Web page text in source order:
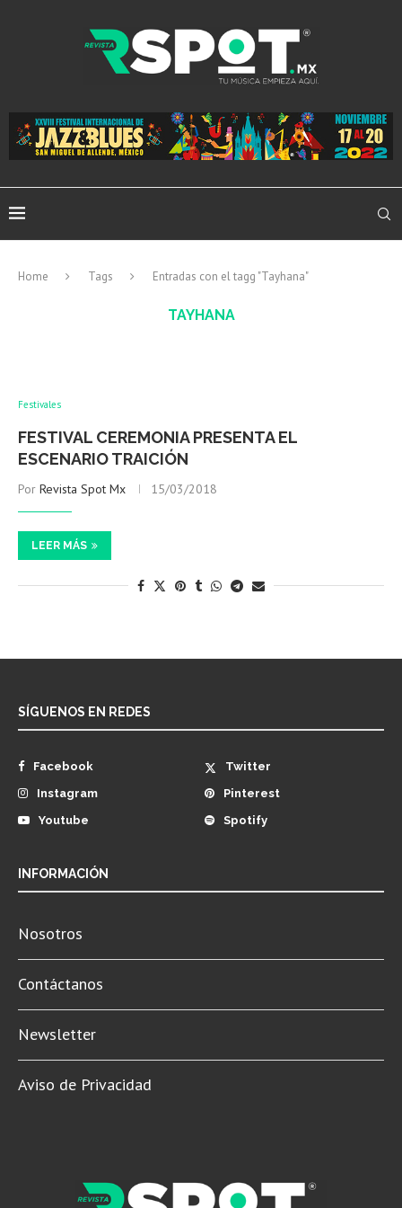
Home Tags Entradas con el tagg "Tayhana"
TAYHANA
Festivales
FESTIVAL CEREMONIA PRESENTA EL
ESCENARIO TRAICIÓN
Por Revista Spot Mx 15/03/2018
LEER MÁS
SÍGUENOS EN REDES
Facebook
Twitter
Instagram
Pinterest
Youtube
Spotify
INFORMACIÓN
Nosotros
Contáctanos
Newsletter
Aviso de Privacidad